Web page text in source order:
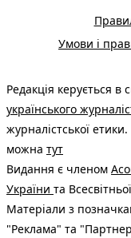
Умови і
Редакція керується в
українського
журналістської
можна тут
Видання є членом
України та
Матеріали з
"Реклама" та